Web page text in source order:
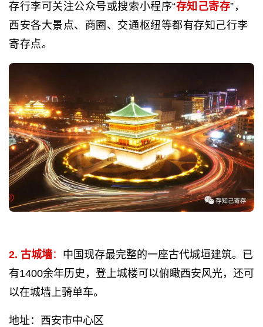
存行李可关注公众号或搜索小程序“存知己寄存”，
西安各大景点、商圈、交通枢纽等都有存知己行李
寄存点。
2. 古城墙： 中国现存最完整的一座古代城垣建筑。已
有1400余年历史，登上城楼可以俯瞰西安风光，还可
以在城墙上骑单车。
地址：西安市中心区